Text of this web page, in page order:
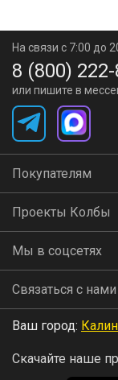
На связи с 7:00 до
8 (800) 222-
или пишите в
Покупателям
Проекты Колбы
Мы в соцсетях
Связаться с нами
Ваш город:
Скачайте наше